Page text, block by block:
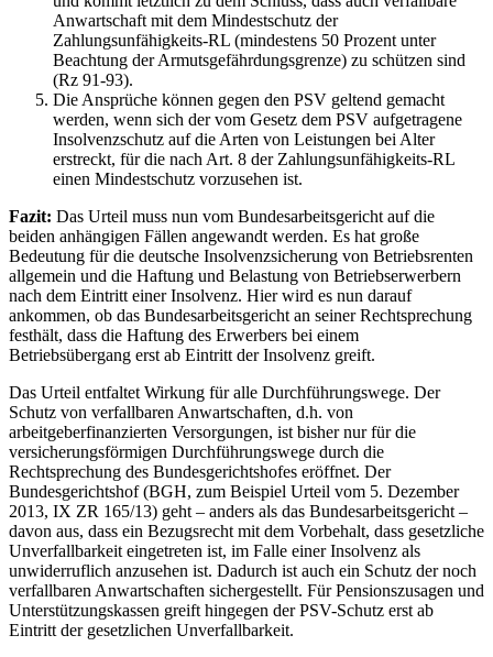
Anwartschaft mit dem Mindestschutz der
Zahlungsunfähigkeits-RL (mindestens 50 Prozent unter
Beachtung der Armutsgefährdungsgrenze) zu schützen sind
(Rz 91-93).
Die Ansprüche können gegen den PSV geltend gemacht
werden, wenn sich der vom Gesetz dem PSV aufgetragene
Insolvenzschutz auf die Arten von Leistungen bei Alter
erstreckt, für die nach Art. 8 der Zahlungsunfähigkeits-RL
einen Mindestschutz vorzusehen ist.
Fazit: Das Urteil muss nun vom Bundesarbeitsgericht auf die
beiden anhängigen Fällen angewandt werden. Es hat große
Bedeutung für die deutsche Insolvenzsicherung von Betriebsrenten
allgemein und die Haftung und Belastung von Betriebserwerbern
nach dem Eintritt einer Insolvenz. Hier wird es nun darauf
ankommen, ob das Bundesarbeitsgericht an seiner Rechtsprechung
festhält, dass die Haftung des Erwerbers bei einem
Betriebsübergang erst ab Eintritt der Insolvenz greift.
Das Urteil entfaltet Wirkung für alle Durchführungswege. Der
Schutz von verfallbaren Anwartschaften, d.h. von
arbeitgeberfinanzierten Versorgungen, ist bisher nur für die
versicherungsförmigen Durchführungswege durch die
Rechtsprechung des Bundesgerichtshofes eröffnet. Der
Bundesgerichtshof (BGH, zum Beispiel Urteil vom 5. Dezember
2013, IX ZR 165/13) geht – anders als das Bundesarbeitsgericht –
davon aus, dass ein Bezugsrecht mit dem Vorbehalt, dass gesetzliche
Unverfallbarkeit eingetreten ist, im Falle einer Insolvenz als
unwiderruflich anzusehen ist. Dadurch ist auch ein Schutz der noch
verfallbaren Anwartschaften sichergestellt. Für Pensionszusagen und
Unterstützungskassen greift hingegen der PSV-Schutz erst ab
Eintritt der gesetzlichen Unverfallbarkeit.